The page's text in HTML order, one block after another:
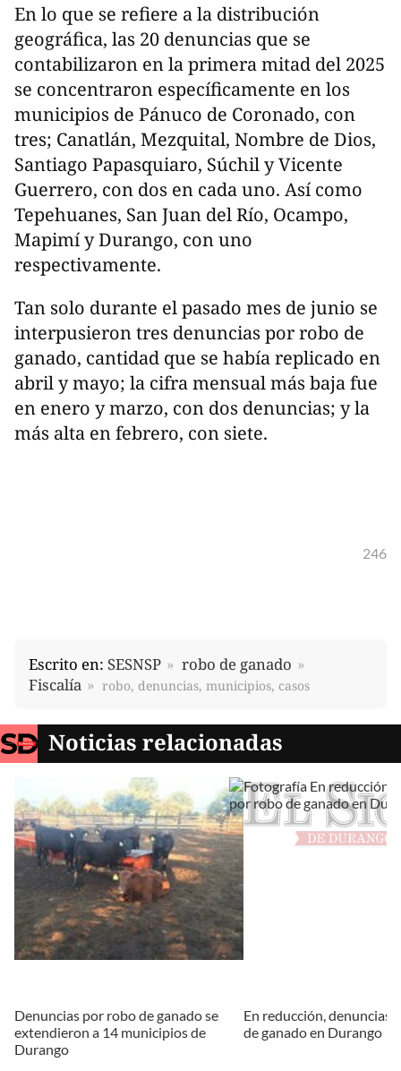
En lo que se refiere a la distribución
geográfica, las 20 denuncias que se
contabilizaron en la primera mitad del 2025
se concentraron específicamente en los
municipios de Pánuco de Coronado, con
tres; Canatlán, Mezquital, Nombre de Dios,
Santiago Papasquiaro, Súchil y Vicente
Guerrero, con dos en cada uno. Así como
Tepehuanes, San Juan del Río, Ocampo,
Mapimí y Durango, con uno
respectivamente.
Tan solo durante el pasado mes de junio se
interpusieron tres denuncias por robo de
ganado, cantidad que se había replicado en
abril y mayo; la cifra mensual más baja fue
en enero y marzo, con dos denuncias; y la
más alta en febrero, con siete.
246
Escrito en: SESNSP
robo de ganado
Fiscalía
robo, denuncias, municipios, casos
Noticias relacionadas
Denuncias por robo de ganado se
extendieron a 14 municipios de
Durango
En reducción, denuncias
de ganado en Durango